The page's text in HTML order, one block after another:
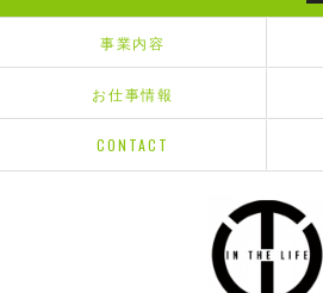
事業内容
お仕事情報
CONTACT